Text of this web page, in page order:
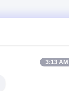
3:13 AM